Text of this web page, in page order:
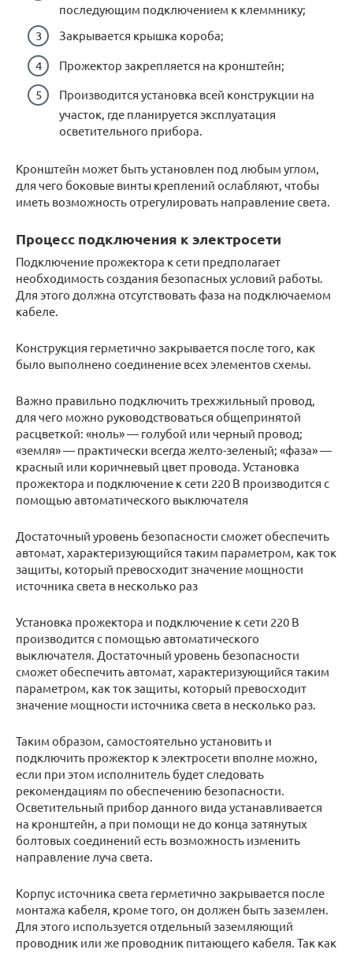
последующим подключением к клеммнику;
Закрывается крышка короба;
Прожектор закрепляется на кронштейн;
Производится установка всей конструкции на
участок, где планируется эксплуатация
осветительного прибора.
Кронштейн может быть установлен под любым углом,
для чего боковые винты креплений ослабляют, чтобы
иметь возможность отрегулировать направление света.
Процесс подключения к электросети
Подключение прожектора к сети предполагает
необходимость создания безопасных условий работы.
Для этого должна отсутствовать фаза на подключаемом
кабеле.
Конструкция герметично закрывается после того, как
было выполнено соединение всех элементов схемы.
Важно правильно подключить трехжильный провод,
для чего можно руководствоваться общепринятой
расцветкой: «ноль» — голубой или черный провод;
«земля» — практически всегда желто-зеленый; «фаза» —
красный или коричневый цвет провода. Установка
прожектора и подключение к сети 220 В производится с
помощью автоматического выключателя
Достаточный уровень безопасности сможет обеспечить
автомат, характеризующийся таким параметром, как ток
защиты, который превосходит значение мощности
источника света в несколько раз
Установка прожектора и подключение к сети 220 В
производится с помощью автоматического
выключателя. Достаточный уровень безопасности
сможет обеспечить автомат, характеризующийся таким
параметром, как ток защиты, который превосходит
значение мощности источника света в несколько раз.
Таким образом, самостоятельно установить и
подключить прожектор к электросети вполне можно,
если при этом исполнитель будет следовать
рекомендациям по обеспечению безопасности.
Осветительный прибор данного вида устанавливается
на кронштейн, а при помощи не до конца затянутых
болтовых соединений есть возможность изменить
направление луча света.
Корпус источника света герметично закрывается после
монтажа кабеля, кроме того, он должен быть заземлен.
Для этого используется отдельный заземляющий
проводник или же проводник питающего кабеля. Так как